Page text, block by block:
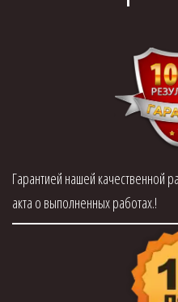
Гарантией нашей качественной
акта о выполненных работах.!